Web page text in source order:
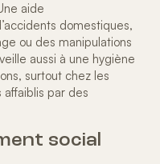
aide
domestiques,
ou des manipulations
aussi à une hygiène
surtout chez les
affaiblis par des
social